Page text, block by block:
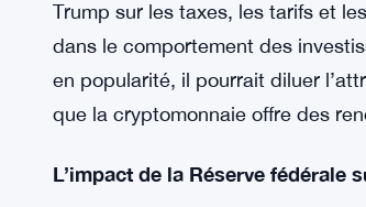
Un facteur clé de ce changement
cryptomonnaies sous l’influence
politiques et la rhétorique de
des actifs cryptographiques. Cela